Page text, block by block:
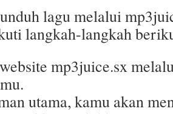
lagu melalui
langkah-langkah
mp3juice.sx
utama, kamu akan